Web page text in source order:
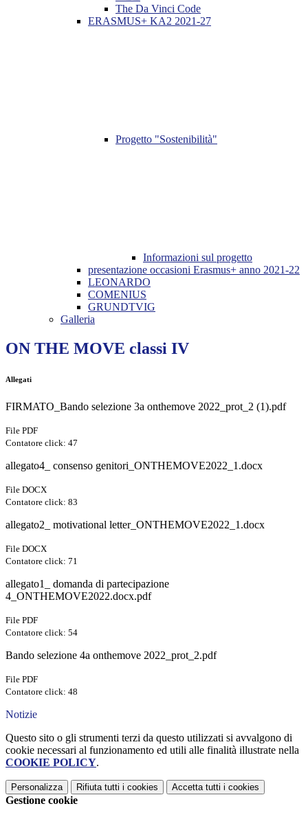
The Da Vinci Code
ERASMUS+ KA2 2021-27
Progetto "Sostenibilità"
Informazioni sul progetto
presentazione occasioni Erasmus+ anno 2021-22
LEONARDO
COMENIUS
GRUNDTVIG
Galleria
ON THE MOVE classi IV
Allegati
FIRMATO_Bando selezione 3a onthemove 2022_prot_2 (1).pdf
File PDF
Contatore click: 47
allegato4_ consenso genitori_ONTHEMOVE2022_1.docx
File DOCX
Contatore click: 83
allegato2_ motivational letter_ONTHEMOVE2022_1.docx
File DOCX
Contatore click: 71
allegato1_ domanda di partecipazione
4_ONTHEMOVE2022.docx.pdf
File PDF
Contatore click: 54
Bando selezione 4a onthemove 2022_prot_2.pdf
File PDF
Contatore click: 48
Notizie
Questo sito o gli strumenti terzi da questo utilizzati si avvalgono di
cookie necessari al funzionamento ed utili alle finalità illustrate nella
COOKIE POLICY.
Personalizza Rifiuta tutti i cookies Accetta tutti i cookies
Gestione cookie